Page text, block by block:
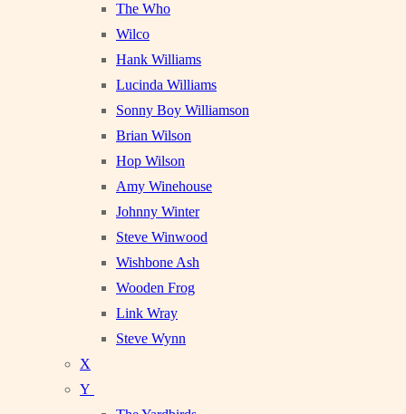
The Who
Wilco
Hank Williams
Lucinda Williams
Sonny Boy Williamson
Brian Wilson
Hop Wilson
Amy Winehouse
Johnny Winter
Steve Winwood
Wishbone Ash
Wooden Frog
Link Wray
Steve Wynn
X
Y